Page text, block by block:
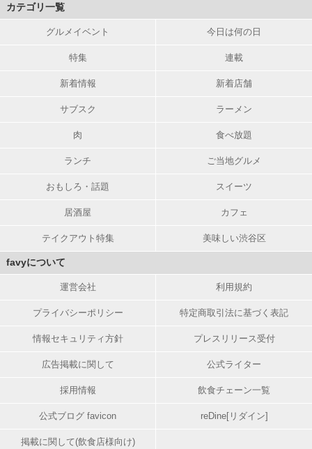
カテゴリ一覧
グルメイベント 今日は何の日
特集 連載
新着情報 新着店舗
サブスク ラーメン
肉 食べ放題
ランチ ご当地グルメ
おもしろ・話題 スイーツ
居酒屋 カフェ
テイクアウト特集 美味しい渋谷区
favyについて
運営会社 利用規約
プライバシーポリシー 特定商取引法に基づく表記
情報セキュリティ方針 プレスリリース受付
広告掲載に関して 公式ライター
採用情報 飲食チェーン一覧
公式ブログ favicon reDine[リダイン]
掲載に関して(飲食店様向け)